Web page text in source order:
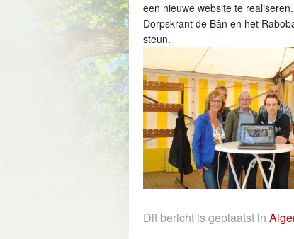
een nieuwe website te
Dorpskrant de Bân en het
steun.
Dit bericht is geplaatst in